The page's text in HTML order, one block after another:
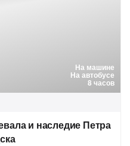
На машине
На автобусе
8 часов
и наследие Петра